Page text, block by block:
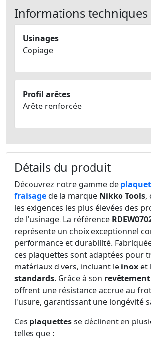
Informations techniques
Usinages
Copiage
Profil arêtes
Arête renforcée
Détails du produit
Découvrez notre gamme de
fraisagede la marque Nikko Tools,
les exigences les plus élevées des
de l'usinage. La référence
représente un choix exceptionnel
performance et durabilité.
ces plaquettes sont adaptées pour
matériaux divers, incluant le inox et
standards. Grâce à son revêtement
offrent une résistance accrue au
l'usure, garantissant une longévité
Ces plaquettesse déclinent en
telles que :